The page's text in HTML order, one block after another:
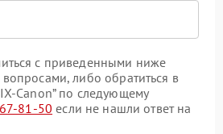
с приведенными ниже
либо обратиться в
Canon” по следующему
81-50 если не нашли ответ на